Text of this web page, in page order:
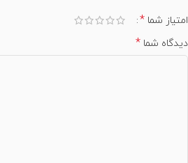
امتیاز شما *
دیدگاه شما *